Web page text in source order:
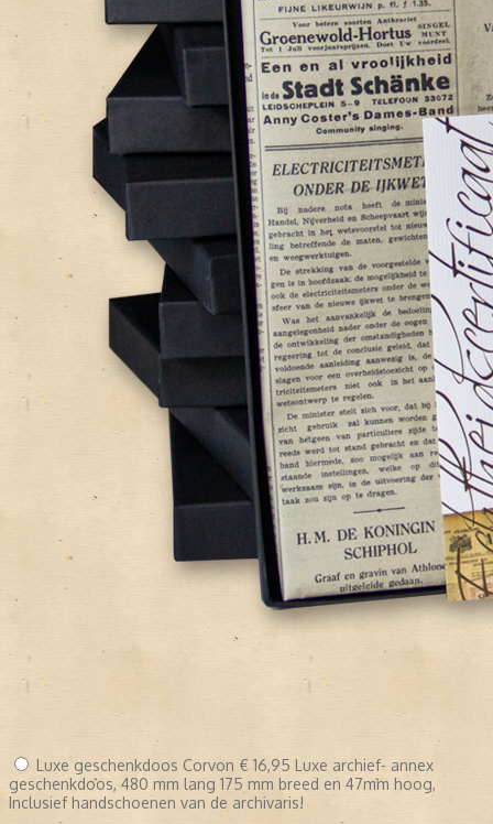
Luxe geschenkdoos Corvon € 16,95 Luxe archief- annex
geschenkdoos, 480 mm lang 175 mm breed en 47mm hoog,
Inclusief handschoenen van de archivaris!